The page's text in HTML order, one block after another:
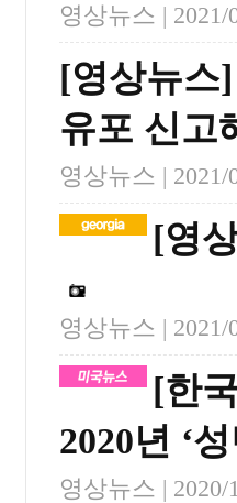
영상뉴스 | 2021/
[영상뉴스
유포 신고
영상뉴스 | 2021/
[영
영상뉴스 | 2021/
[한
2020년 ‘
영상뉴스 | 2020/